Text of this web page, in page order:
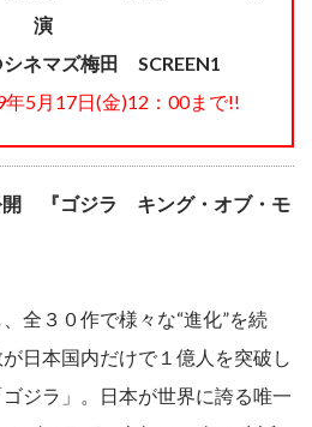
演
シネマズ梅田 SCREEN1
5月17日(金)12：00まで!!
開 『ゴジラ キング・オブ・モ
全３０作で様々な“進化”を続
日本国内だけで１億人を突破し
ジラ」。日本が世界に誇る唯一